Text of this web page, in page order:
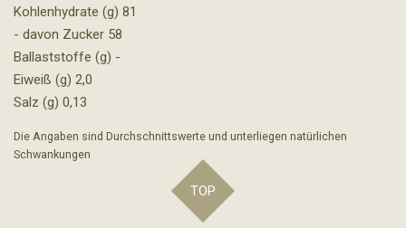
Kohlenhydrate (g) 81
- davon Zucker 58
Ballaststoffe (g) -
Eiweiß (g) 2,0
Salz (g) 0,13
Die Angaben sind Durchschnittswerte und unterliegen natürlichen
Schwankungen
TOP